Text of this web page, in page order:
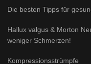
Die besten Tipps für
Hallux valgus & Morton
weniger Schmerzen!
Kompressionsstrümpfe